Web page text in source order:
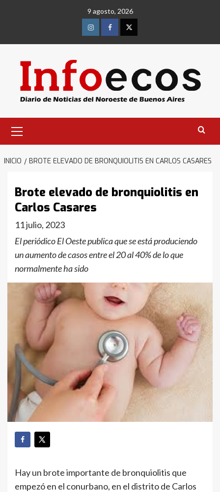
9 agosto, 2026
InstagramFacebookTwitter
primario
INICIO BROTE ELEVADO DE BRONQUIOLITIS EN CARLOS CASARES
Brote elevado de bronquiolitis en
Carlos Casares
11 julio, 2023
El periódico El Oeste publica que se está produciendo
un aumento de casos entre el 20 al 40% de lo que
normalmente ha sido
Hay un brote importante de bronquiolitis que
empezó en el conurbano, en el distrito de Carlos